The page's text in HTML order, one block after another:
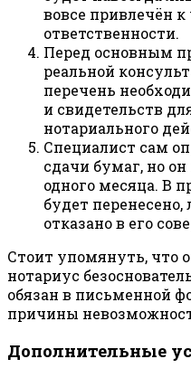
вовсе привлечён к
ответственности.
Перед основным
реальной
перечень
и свидетельств
нотариального
Специалист сам
сдачи бумаг, но
одного месяца. В
будет
отказано в его
Стоит упомянуть, что
нотариус
обязан в письменной
причины
Дополнительные